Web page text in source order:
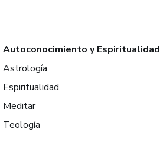
Autoconocimiento y Espiritualidad
Astrología
Espiritualidad
Meditar
Teología